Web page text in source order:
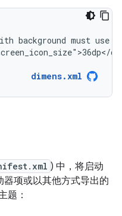
background must use
dimens.xml
) 中，将启动
项或以其他方式导出的
题：